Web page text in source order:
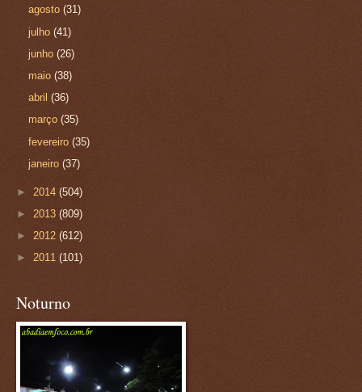
agosto(31)
julho(41)
junho(26)
maio(38)
abril(36)
março(35)
fevereiro(35)
janeiro(37)
► 2014 (504)
► 2013 (809)
► 2012 (612)
► 2011 (101)
Noturno